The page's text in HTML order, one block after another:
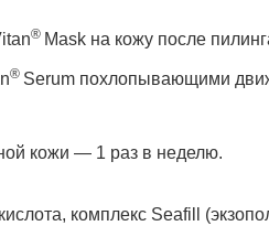
® Mask на кожу после
® Serum похлопывающими
кожи — 1 раз в неделю.
комплекс Seafill